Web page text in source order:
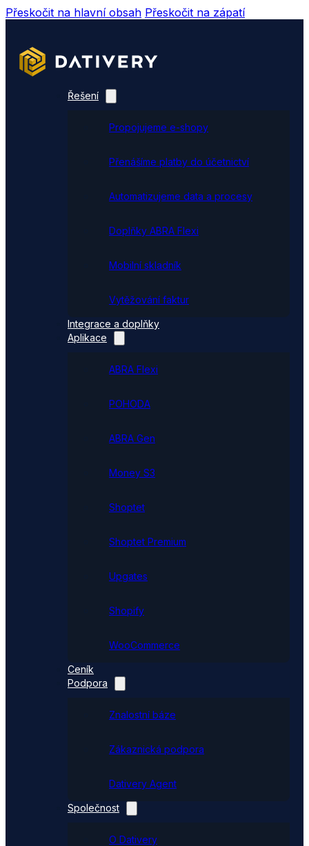
Přeskočit na hlavní obsah Přeskočit na zápatí
Řešení
Propojujeme e-shopy
Přenášíme platby do účetnictví
Automatizujeme data a procesy
Doplňky ABRA Flexi
Mobilní skladník
Vytěžování faktur
Integrace a doplňky
Aplikace
ABRA Flexi
POHODA
ABRA Gen
Money S3
Shoptet
Shoptet Premium
Upgates
Shopify
WooCommerce
Ceník
Podpora
Znalostní báze
Zákaznická podpora
Dativery Agent
Společnost
O Dativery